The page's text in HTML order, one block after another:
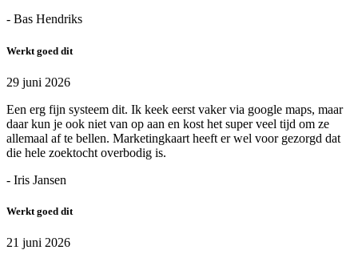
- Bas Hendriks
Werkt goed dit
29 juni 2026
Een erg fijn systeem dit. Ik keek eerst vaker via google maps, maar
daar kun je ook niet van op aan en kost het super veel tijd om ze
allemaal af te bellen. Marketingkaart heeft er wel voor gezorgd dat
die hele zoektocht overbodig is.
- Iris Jansen
Werkt goed dit
21 juni 2026